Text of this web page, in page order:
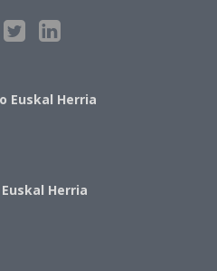
Euskal Herria
Herria